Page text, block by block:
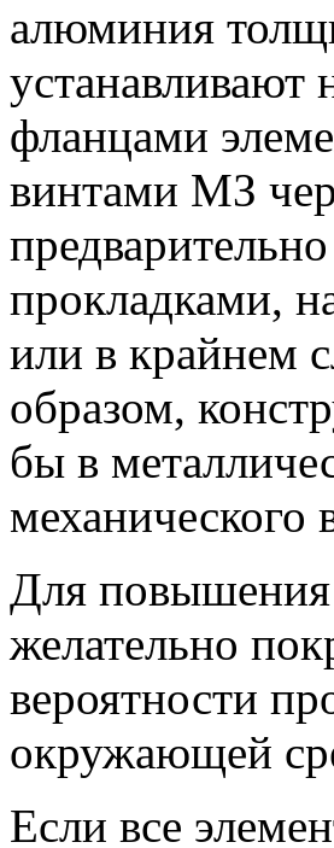
алюминия
устанавливают
фланцами
винтами МЗ
прокладками,
или в крайнем
образом,
бы в
механического
Для повышения
желательно
вероятности
окружающей
Если все